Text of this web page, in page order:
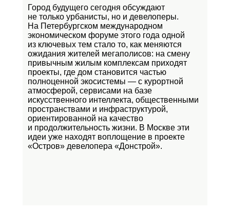
Город будущего сегодня обсуждают
не только урбанисты, но и девелоперы.
На Петербургском международном
экономическом форуме этого года одной
из ключевых тем стало то, как меняются
ожидания жителей мегаполисов: на смену
привычным жилым комплексам приходят
проекты, где дом становится частью
полноценной экосистемы — с курортной
атмосферой, сервисами на базе
искусственного интеллекта, общественными
пространствами и инфраструктурой,
ориентированной на качество
и продолжительность жизни. В Москве эти
идеи уже находят воплощение в проекте
«Остров» девелопера «Донстрой».